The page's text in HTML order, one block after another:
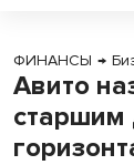
ФИНАНСЫ →
Авито
старшим